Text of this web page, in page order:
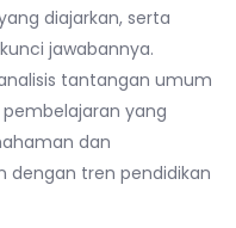
diajarkan, serta
jawabannya.
tantangan umum
yang
dan
dengan tren pendidikan